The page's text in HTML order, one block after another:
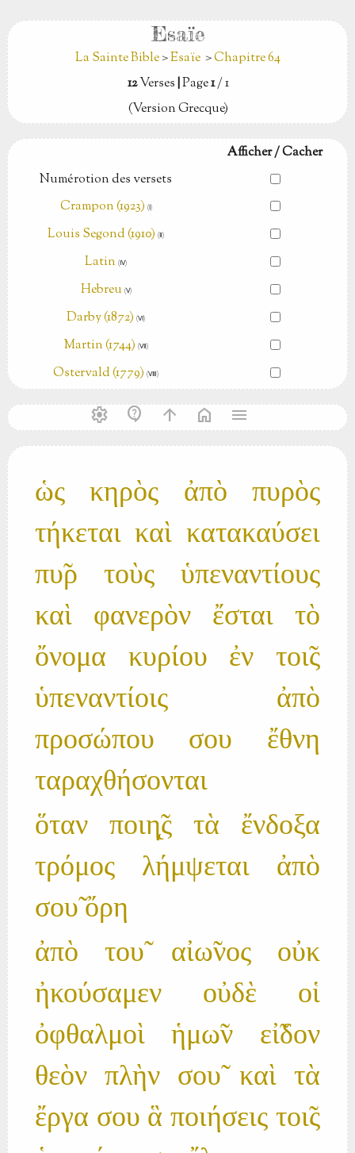
Esaïe
La Sainte Bible>Esaïe >Chapitre 64
12Verses|Page1/ 1
(Version Grecque)
Afficher / Cacher
Numérotion des versets
Crampon (1923) (Ⅰ)
Louis Segond (1910) (Ⅱ)
Latin (Ⅳ)
Hebreu (Ⅴ)
Darby (1872) (Ⅵ)
Martin (1744) (Ⅶ)
Ostervald (1779) (Ⅷ)
settings contact_support arrow_upward home menu
ὡς κηρὸς ἀπὸ πυρὸς
τήκεται καὶ κατακαύσει
πυ̃ρ τοὺς ὑπεναντίους
καὶ φανερὸν ἔσται τὸ
ὄνομα κυρίου ἐν τοι̃ς
ὑπεναντίοις ἀπὸ
προσώπου σου ἔθνη
ταραχθήσονται
ὅταν ποιη̨̃ς τὰ ἔνδοξα
τρόμος λήμψεται ἀπὸ
σου̃ ὄρη
ἀπὸ του̃ αἰω̃νος οὐκ
ἠκούσαμεν οὐδὲ οἱ
ὀφθαλμοὶ ἡμω̃ν εἰ̃δον
θεὸν πλὴν σου̃ καὶ τὰ
ἔργα σου ἃ ποιήσεις τοι̃ς